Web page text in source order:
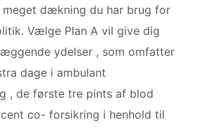
meget dækning du har brug for
Vælge Plan A vil give dig
ydelser , som omfatter
dage i ambulant
, de første tre pints af blod
co- forsikring i henhold til